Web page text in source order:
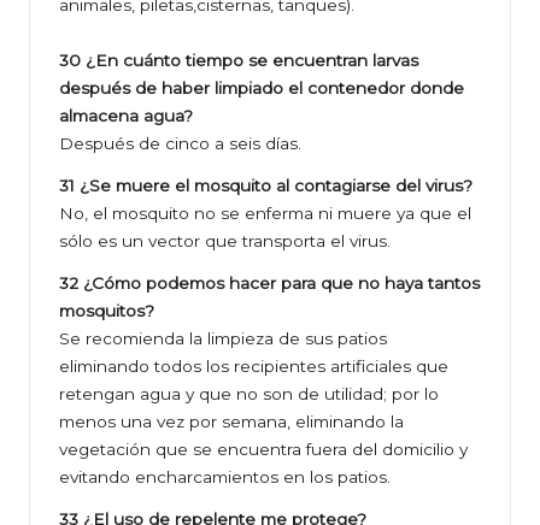
animales, piletas,cisternas, tanques).
30 ¿En cuánto tiempo se encuentran larvas
después de haber limpiado el contenedor donde
almacena agua?
Después de cinco a seis días.
31 ¿Se muere el mosquito al contagiarse del virus?
No, el mosquito no se enferma ni muere ya que el
sólo es un vector que transporta el virus.
32 ¿Cómo podemos hacer para que no haya tantos
mosquitos?
Se recomienda la limpieza de sus patios
eliminando todos los recipientes artificiales que
retengan agua y que no son de utilidad; por lo
menos una vez por semana, eliminando la
vegetación que se encuentra fuera del domicilio y
evitando encharcamientos en los patios.
33 ¿El uso de repelente me protege?